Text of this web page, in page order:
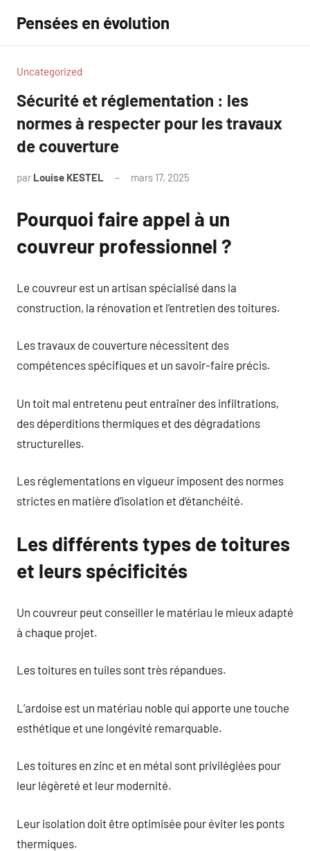
contenu
Pensées en évolution
Uncategorized
Sécurité et réglementation : les
normes à respecter pour les travaux
de couverture
par Louise KESTEL mars 17, 2025
Pourquoi faire appel à un
couvreur professionnel ?
Le couvreur est un artisan spécialisé dans la
construction, la rénovation et l’entretien des toitures.
Les travaux de couverture nécessitent des
compétences spécifiques et un savoir-faire précis.
Un toit mal entretenu peut entraîner des infiltrations,
des déperditions thermiques et des dégradations
structurelles.
Les réglementations en vigueur imposent des normes
strictes en matière d’isolation et d’étanchéité.
Les différents types de toitures
et leurs spécificités
Un couvreur peut conseiller le matériau le mieux adapté
à chaque projet.
Les toitures en tuiles sont très répandues.
L’ardoise est un matériau noble qui apporte une touche
esthétique et une longévité remarquable.
Les toitures en zinc et en métal sont privilégiées pour
leur légèreté et leur modernité.
Leur isolation doit être optimisée pour éviter les ponts
thermiques.